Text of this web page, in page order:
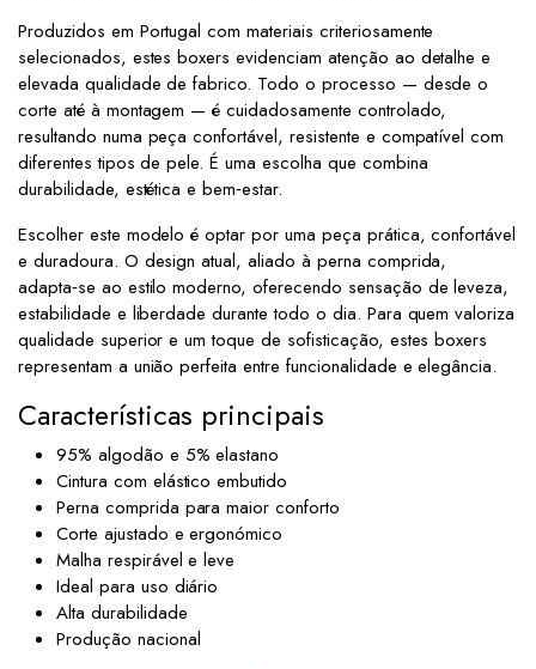
Produzidos em Portugal com materiais criteriosamente
selecionados, estes boxers evidenciam atenção ao detalhe e
elevada qualidade de fabrico. Todo o processo — desde o
corte até à montagem — é cuidadosamente controlado,
resultando numa peça confortável, resistente e compatível com
diferentes tipos de pele. É uma escolha que combina
durabilidade, estética e bem‑estar.
Escolher este modelo é optar por uma peça prática, confortável
e duradoura. O design atual, aliado à perna comprida,
adapta‑se ao estilo moderno, oferecendo sensação de leveza,
estabilidade e liberdade durante todo o dia. Para quem valoriza
qualidade superior e um toque de sofisticação, estes boxers
representam a união perfeita entre funcionalidade e elegância.
Características principais
95% algodão e 5% elastano
Cintura com elástico embutido
Perna comprida para maior conforto
Corte ajustado e ergonómico
Malha respirável e leve
Ideal para uso diário
Alta durabilidade
Produção nacional